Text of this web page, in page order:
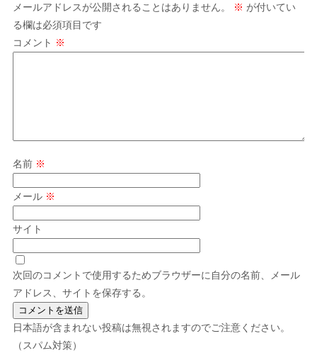
メールアドレスが公開されることはありません。 ※ が付いてい
る欄は必須項目です
コメント ※
名前 ※
メール ※
サイト
次回のコメントで使用するためブラウザーに自分の名前、メール
アドレス、サイトを保存する。
日本語が含まれない投稿は無視されますのでご注意ください。
（スパム対策）